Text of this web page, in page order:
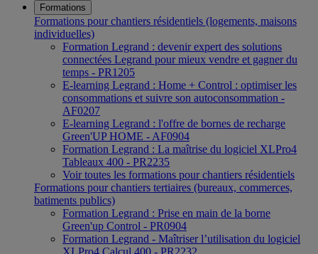
Formations
Formations pour chantiers résidentiels (logements, maisons
individuelles)
Formation Legrand : devenir expert des solutions
connectées Legrand pour mieux vendre et gagner du
temps - PR1205
E-learning Legrand : Home + Control : optimiser les
consommations et suivre son autoconsommation -
AF0207
E-learning Legrand : l'offre de bornes de recharge
Green'UP HOME - AF0904
Formation Legrand : La maîtrise du logiciel XLPro4
Tableaux 400 - PR2235
Voir toutes les formations pour chantiers résidentiels
Formations pour chantiers tertiaires (bureaux, commerces,
batiments publics)
Formation Legrand : Prise en main de la borne
Green'up Control - PR0904
Formation Legrand - Maîtriser l’utilisation du logiciel
XLPro4 Calcul 400 - PR2232